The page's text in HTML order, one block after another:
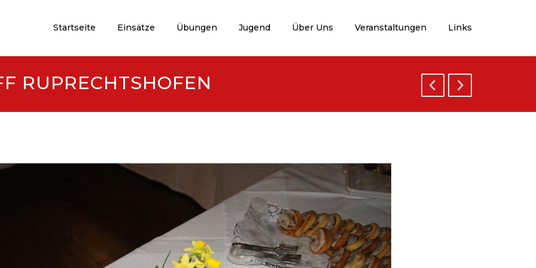
Startseite Einsätze Übungen Jugend Über Uns Veranstaltungen Links
RUPRECHTSHOFEN